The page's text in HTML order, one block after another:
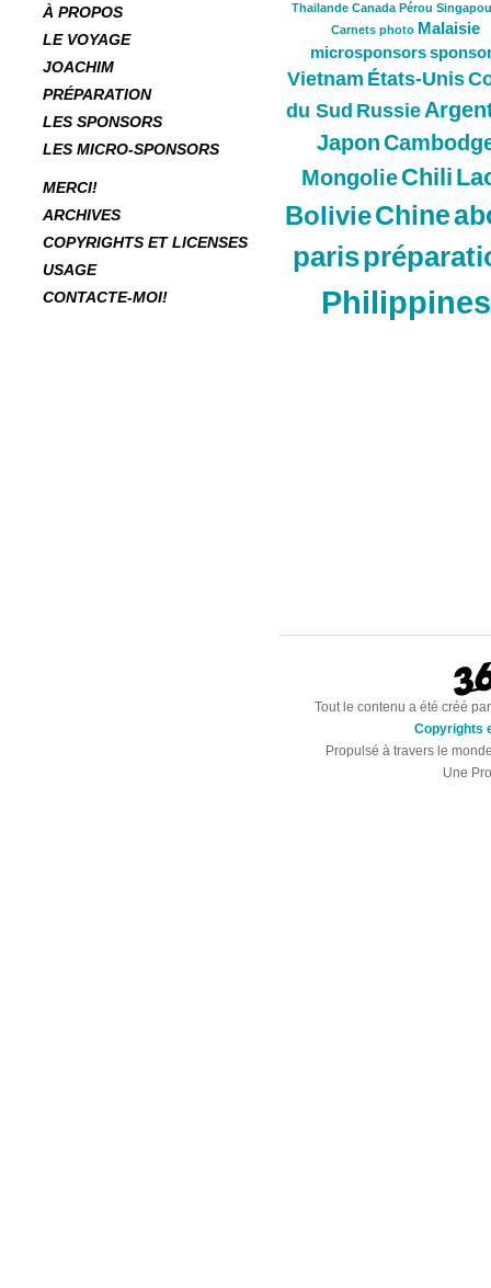
À PROPOS
LE VOYAGE
JOACHIM
PRÉPARATION
LES SPONSORS
LES MICRO-SPONSORS
MERCI!
ARCHIVES
COPYRIGHTS ET LICENSES
USAGE
CONTACTE-MOI!
Thailande Canada Pérou
Carnets photo Malaisie
microsponsors
Vietnam États-Unis
du Sud Russie
Japon
Mongolie Chili
BolivieChine
paris
Philippines
Tout le contenu a été créé
Copyrights
Propulsé à travers le
Une